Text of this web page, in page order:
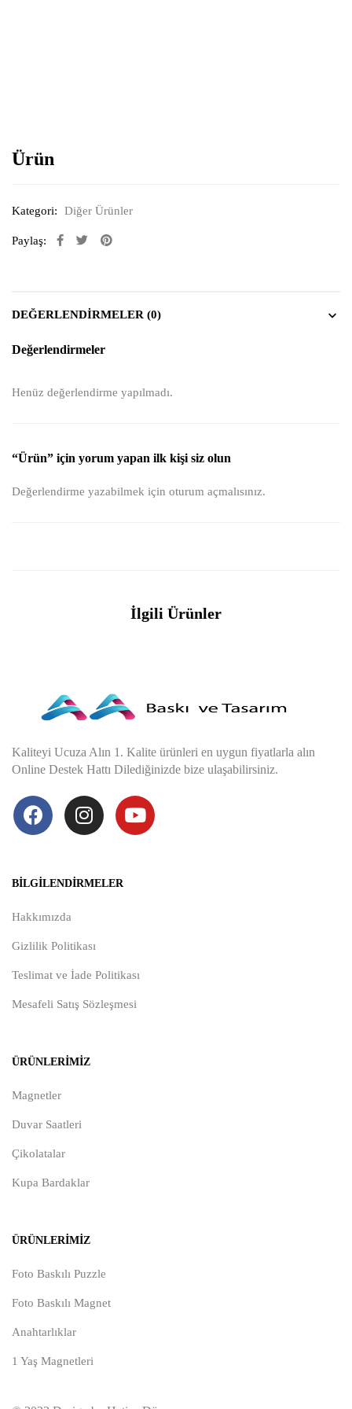
Ürün
Kategori: Diğer Ürünler
Paylaş:
DEĞERLENDIRMELER (0)
Değerlendirmeler
Henüz değerlendirme yapılmadı.
“Ürün” için yorum yapan ilk kişi siz olun
Değerlendirme yazabilmek için oturum açmalısınız.
İlgili Ürünler
Kaliteyi Ucuza Alın 1. Kalite ürünleri en uygun fiyatlarla alın
Online Destek Hattı Dilediğinizde bize ulaşabilirsiniz.
BILGILENDIRMELER
Hakkımızda
Gizlilik Politikası
Teslimat ve İade Politikası
Mesafeli Satış Sözleşmesi
ÜRÜNLERIMIZ
Magnetler
Duvar Saatleri
Çikolatalar
Kupa Bardaklar
ÜRÜNLERIMIZ
Foto Baskılı Puzzle
Foto Baskılı Magnet
Anahtarlıklar
1 Yaş Magnetleri